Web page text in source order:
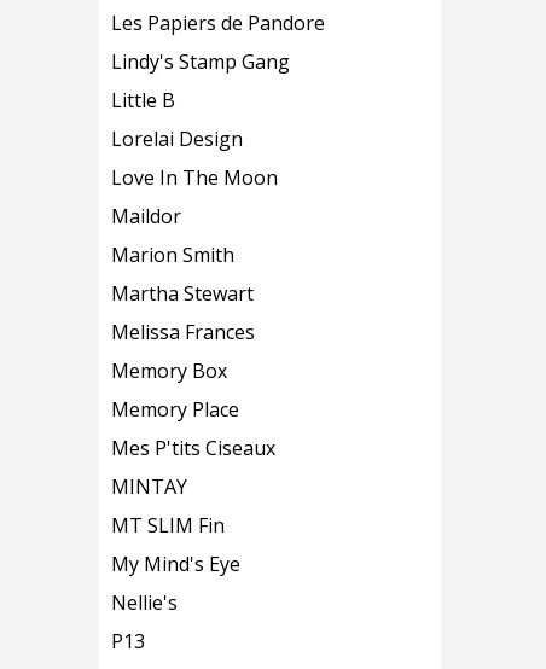
Les Papiers de Pandore
Lindy's Stamp Gang
Little B
Lorelai Design
Love In The Moon
Maildor
Marion Smith
Martha Stewart
Melissa Frances
Memory Box
Memory Place
Mes P'tits Ciseaux
MINTAY
MT SLIM Fin
My Mind's Eye
Nellie's
P13